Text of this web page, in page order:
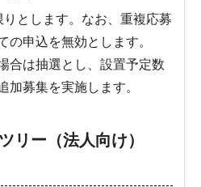
とします。なお、重複応募
の申込を無効とします。
合は抽選とし、設置予定数
加募集を実施します。
リー（法人向け）